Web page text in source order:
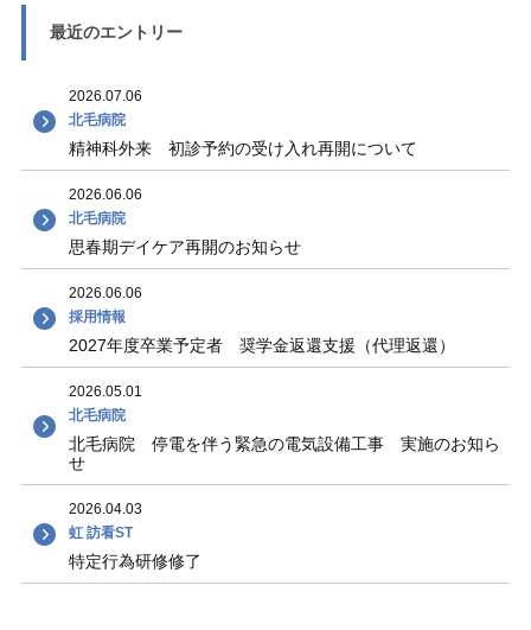
最近のエントリー
2026.07.06
北毛病院
精神科外来 初診予約の受け入れ再開について
2026.06.06
北毛病院
思春期デイケア再開のお知らせ
2026.06.06
採用情報
2027年度卒業予定者 奨学金返還支援（代理返還）
2026.05.01
北毛病院
北毛病院 停電を伴う緊急の電気設備工事 実施のお知ら
せ
2026.04.03
虹 訪看ST
特定行為研修修了